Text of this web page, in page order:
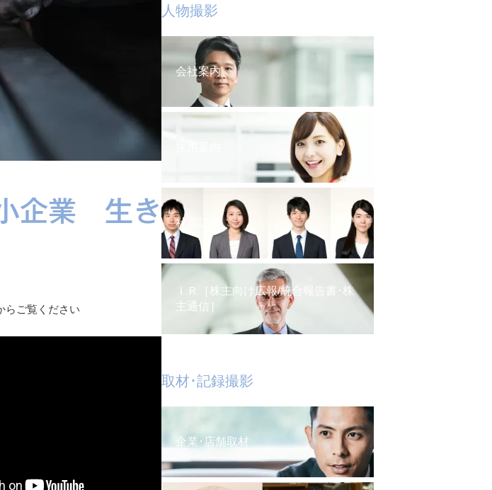
企業 生き
らご覧ください
人物撮影
会社案内
社員証
ＩＲ［株主向け広報/統合報告書･株
主通信］
取材･記録撮影
企業･店舗取材